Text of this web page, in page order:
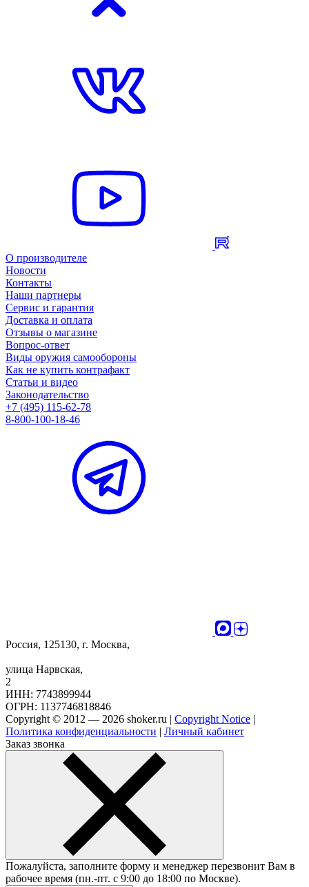
О производителе
Новости
Контакты
Наши партнеры
Сервис и гарантия
Доставка и оплата
Отзывы о магазине
Вопрос-ответ
Виды оружия самообороны
Как не купить контрафакт
Статьи и видео
Законодательство
+7 (495) 115-62-78
8-800-100-18-46
Россия, 125130, г. Москва,
улица Нарвская,
2
ИНН: 7743899944
ОГРН: 1137746818846
Copyright © 2012 — 2026 shoker.ru | Copyright Notice |
Политика конфиденциальности | Личный кабинет
Заказ звонка
Пожалуйста, заполните форму и менеджер перезвонит Вам в
рабочее время (пн.-пт. с 9:00 до 18:00 по Москве).